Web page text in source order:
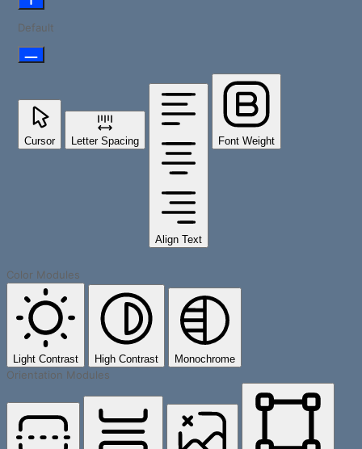
Default
Cursor Letter Spacing
Align Text
Font Weight
Color Modules
Light Contrast High Contrast Monochrome
Orientation Modules